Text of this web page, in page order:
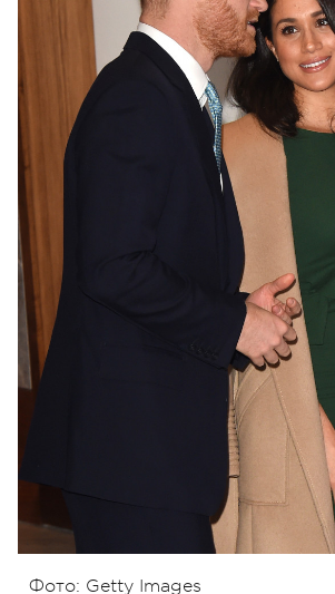
Фото: Getty Images